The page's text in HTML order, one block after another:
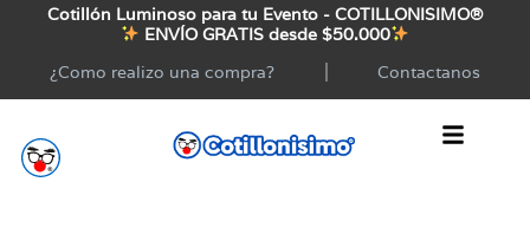
Cotillón Luminoso para tu Evento - COTILLONISIMO®
ENVÍO GRATIS desde $50.000
¿Como realizo una compra?
Contactanos